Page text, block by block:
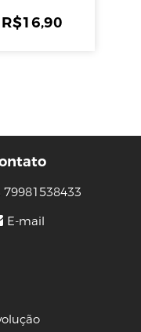
R$16,90
79981538433
E-mail